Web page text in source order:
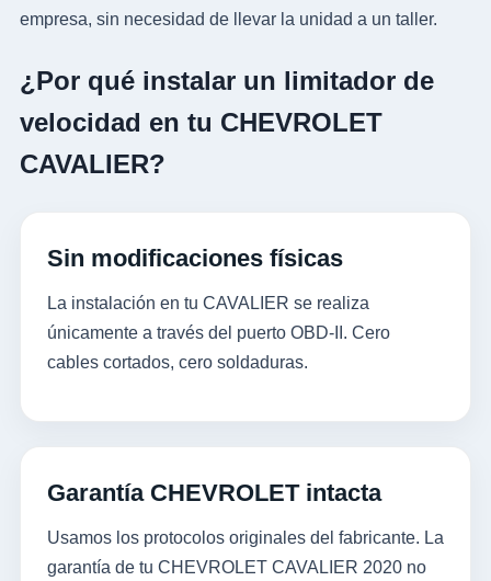
empresa, sin necesidad de llevar la unidad a un taller.
¿Por qué instalar un limitador de
velocidad en tu CHEVROLET
CAVALIER?
Sin modificaciones físicas
La instalación en tu CAVALIER se realiza
únicamente a través del puerto OBD-II. Cero
cables cortados, cero soldaduras.
Garantía CHEVROLET intacta
Usamos los protocolos originales del fabricante. La
garantía de tu CHEVROLET CAVALIER 2020 no